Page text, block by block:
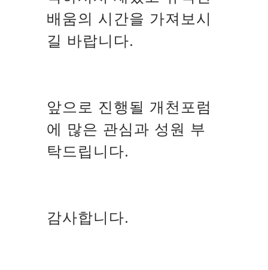
배움의 시간을 가져보시
길 바랍니다.
앞으로 진행될 개천포럼
에 많은 관심과 성원 부
탁드립니다.
감사합니다.